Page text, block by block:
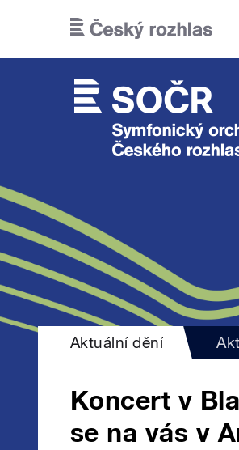
Aktuální dění
Koncert v
se na vás v